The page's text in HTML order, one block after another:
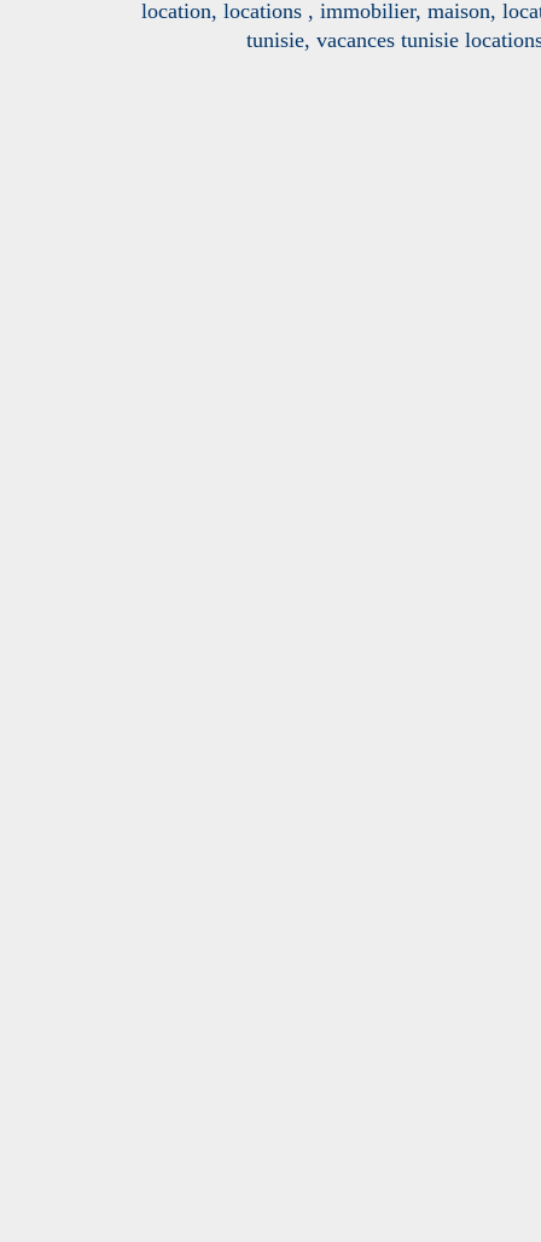
location, locations , immobilier, maison,
tunisie, vacances tunisie